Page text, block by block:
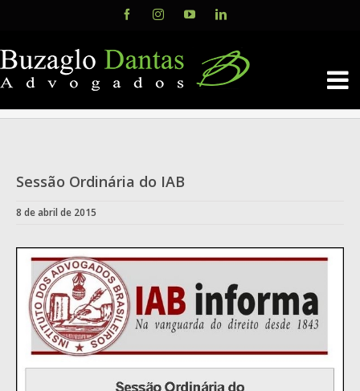
content
FacebookInstagramYouTubeLinkedIn
Sessão Ordinária do IAB
8 de abril de 2015